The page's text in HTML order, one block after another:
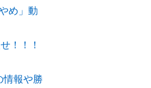
め」動
！！！
情報や勝